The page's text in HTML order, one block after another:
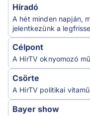
Híradó
A hét minden napján,
jelentkezünk a
Célpont
A HírTV oknyomozó
Csörte
A HírTV politikai
Bayer show